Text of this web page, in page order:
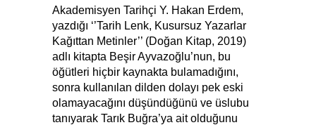
Akademisyen Tarihçi Y. Hakan Erdem,
yazdığı ‘’Tarih Lenk, Kusursuz Yazarlar
Kağıttan Metinler’’ (Doğan Kitap, 2019)
adlı kitapta Beşir Ayvazoğlu’nun, bu
öğütleri hiçbir kaynakta bulamadığını,
sonra kullanılan dilden dolayı pek eski
olamayacağını düşündüğünü ve üslubu
tanıyarak Tarık Buğra’ya ait olduğunu